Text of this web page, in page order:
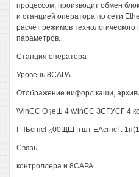
процессом, производит обмен
и станцией оператора по сети
расчёт режимов технологического
параметров.
Станция оператора
Уровень 8САРА
Отображение иифорл каши,
\VinCC О ¡еШ 4 \VinCC ЗСГУСГ 4
I ПЬсгпс! ¿00ЩШ |тшт ЕАсгпс! :
Связь
контроллера и 8САРА